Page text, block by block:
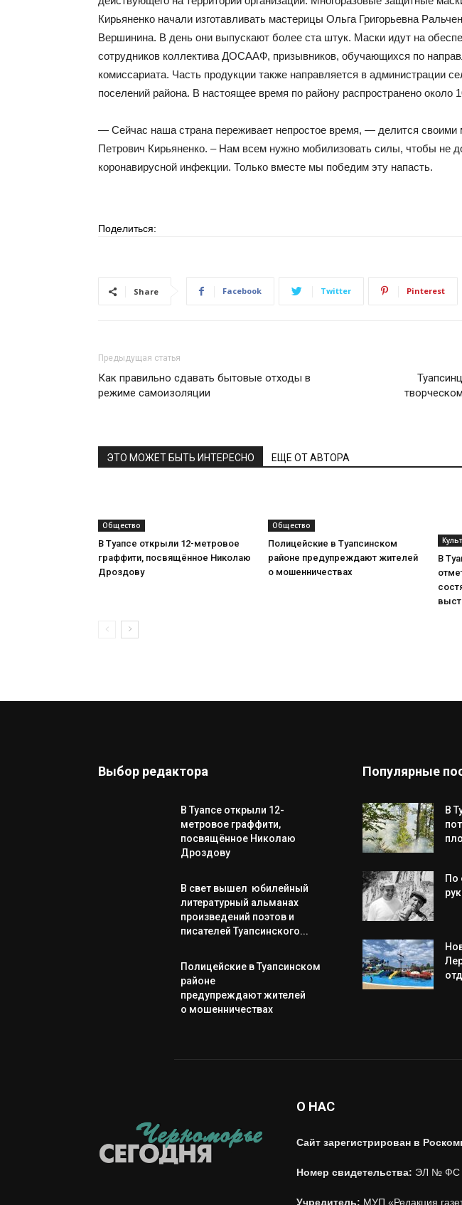
Кирьяненко начали изготавливать мастерицы Ольга Григорьевна
Вершинина. В день они выпускают более ста штук. Маски идут на
сотрудников коллектива ДОСААФ, призывников, обучающихся по
комиссариата. Часть продукции также направляется в администрации
поселений района. В настоящее время по району распространено около
— Сейчас наша страна переживает непростое время, — делится
Петрович Кирьяненко. – Нам всем нужно мобилизовать силы, чтобы не
коронавирусной инфекции. Только вместе мы победим эту напасть.
Поделиться:
Share Facebook Twitter Pinterest
Предыдущая статья
Как правильно сдавать бытовые отходы в
режиме самоизоляции
ЭТО МОЖЕТ БЫТЬ ИНТЕРЕСНО ЕЩЕ ОТ АВТОРА
Общество
В Туапсе открыли 12-метровое
граффити, посвящённое Николаю
Дроздову
Общество
Полицейские в Туапсинском
районе предупреждают жителей
о мошенничествах
В
Выбор редактора
В Туапсе открыли 12-
метровое граффити,
посвящённое Николаю
Дроздову
В свет вышел юбилейный
литературный альманах
произведений поэтов и
писателей Туапсинского...
Полицейские в Туапсинском
районе
предупреждают жителей
о мошенничествах
Популярные
В
По
О НАС
Сайт зарегистрирован в
Номер свидетельства: ЭЛ № ФС
Учредитель: МУП «Редакция